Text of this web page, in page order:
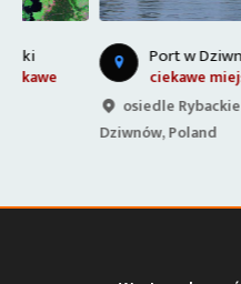
Port w Dziwnowie
ciekawe miejsce (inne)
osiedle Rybackie 16k, 72-420
Dziwnów, Poland